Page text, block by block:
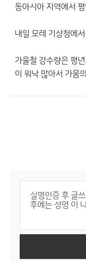
동아시아 지역에서
내일 모레 기상청에
가을철 강수량은 평
이 워낙 많아서 가뭄